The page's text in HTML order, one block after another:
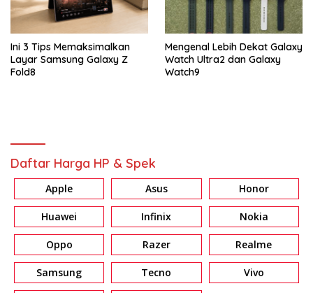
Ini 3 Tips Memaksimalkan
Layar Samsung Galaxy Z
Fold8
Mengenal Lebih Dekat Galaxy
Watch Ultra2 dan Galaxy
Watch9
Daftar Harga HP & Spek
Apple Asus Honor
Huawei Infinix Nokia
Oppo Razer Realme
Samsung Tecno Vivo